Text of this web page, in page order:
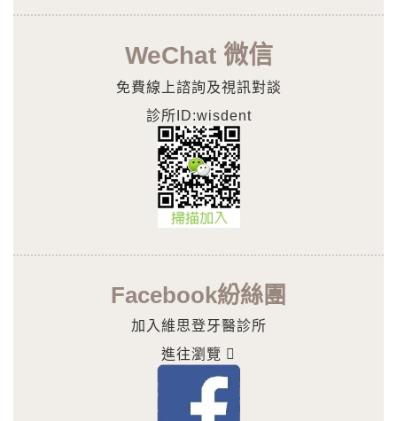
WeChat 微信
免費線上諮詢及視訊對談
診所ID:wisdent
Facebook紛絲團
加入維思登牙醫診所
進往瀏覽